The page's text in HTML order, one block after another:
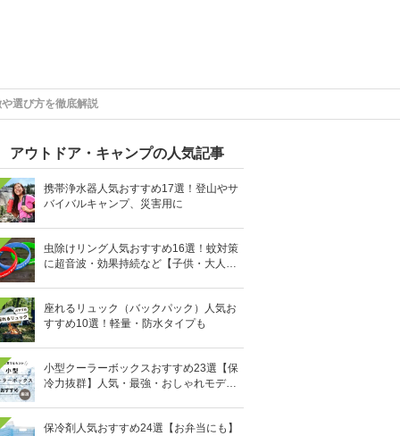
選び方を徹底解説
アウトドア・キャンプの人気記事
携帯浄水器人気おすすめ17選！登山やサ
バイバルキャンプ、災害用に
虫除けリング人気おすすめ16選！蚊対策
に超音波・効果持続など【子供・大人用
座れるリュック（バックパック）人気お
すすめ10選！軽量・防水タイプも
小型クーラーボックスおすすめ23選【保
冷力抜群】人気・最強・おしゃれモデル
保冷剤人気おすすめ24選【お弁当にも】